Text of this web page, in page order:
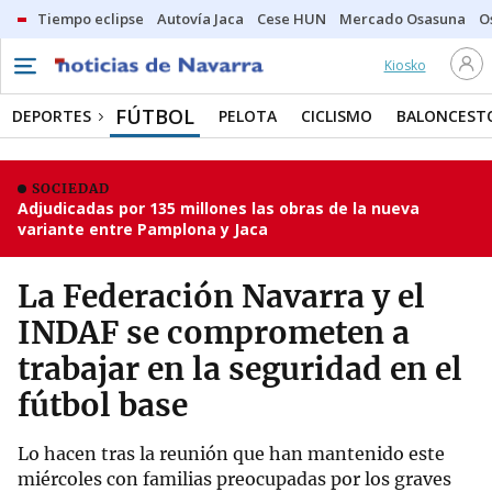
Tiempo eclipse Autovía Jaca Cese HUN Mercado Osasuna
Kiosko
DEPORTES FÚTBOL PELOTA CICLISMO
SOCIEDAD
Adjudicadas por 135 millones las obras de la nueva
variante entre Pamplona y Jaca
La Federación Navarra y el
INDAF se comprometen a
trabajar en la seguridad en el
fútbol base
Lo hacen tras la reunión que han mantenido este
miércoles con familias preocupadas por los graves